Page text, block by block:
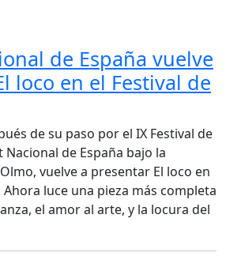
de España vuelve
loco en el Festival de
de su paso por el IX Festival de
Nacional de España bajo la
vuelve a presentar El loco en
luce una pieza más completa
el amor al arte, y la locura del